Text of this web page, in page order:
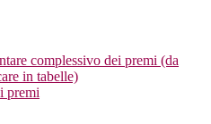
complessivo dei premi (da
in tabelle)
premi